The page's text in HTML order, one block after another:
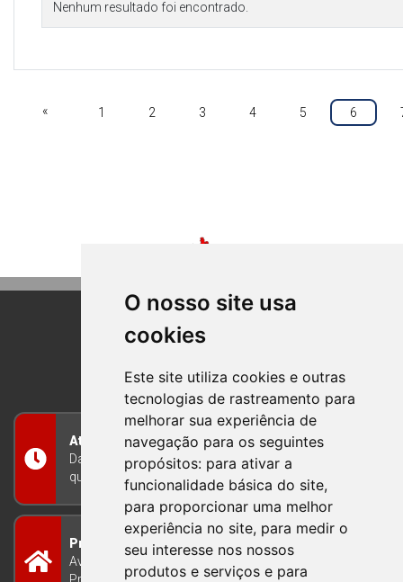
O nosso site usa
cookies
Este site utiliza cookies e outras
tecnologias de rastreamento para
melhorar sua experiência de
navegação para os seguintes
propósitos: para ativar a
funcionalidade básica do site,
para proporcionar uma melhor
experiência no site, para medir o
seu interesse nos nossos
produtos e serviços e para
Nenhum resultado foi encontrado.
« 1 2 3 4 5 6
BOM PRINCIPIO
RIO GRANDE DO SUL
Atendimento
Das 8h às 12h e das 13h às 17h30, de segunda a
quinta-feira, e nas sextas-feiras das 7h às 13h
Prefeitura Municipal
Avenida Guilherme Winter 65 - Centro Bom